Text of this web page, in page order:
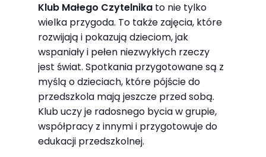
Klub Małego Czytelnika to nie tylko
wielka przygoda. To także zajęcia, które
rozwijają i pokazują dzieciom, jak
wspaniały i pełen niezwykłych rzeczy
jest świat. Spotkania przygotowane są z
myślą o dzieciach, które pójście do
przedszkola mają jeszcze przed sobą.
Klub uczy je radosnego bycia w grupie,
współpracy z innymi i przygotowuje do
edukacji przedszkolnej.
funkcjonalność
i strukturę
strony
internetowej,
na podstawie
tego, jak
strona jest
używana.